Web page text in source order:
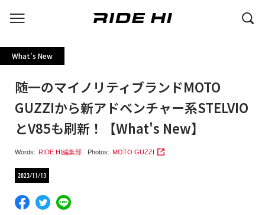
What's New
随一のマイノリティブランドMOTO
GUZZIから新アドベンチャー系STELVIO
とV85も刷新！【What's New】
Words: RIDE HI編集部 Photos: MOTO GUZZI
2023/11/13